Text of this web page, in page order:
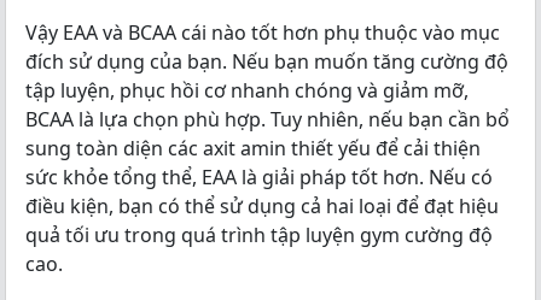
Vậy EAA và BCAA cái nào tốt hơn phụ thuộc vào mục
đích sử dụng của bạn. Nếu bạn muốn tăng cường độ
tập luyện, phục hồi cơ nhanh chóng và giảm mỡ,
BCAA là lựa chọn phù hợp. Tuy nhiên, nếu bạn cần bổ
sung toàn diện các axit amin thiết yếu để cải thiện
sức khỏe tổng thể, EAA là giải pháp tốt hơn. Nếu có
điều kiện, bạn có thể sử dụng cả hai loại để đạt hiệu
quả tối ưu trong quá trình tập luyện gym cường độ
cao.